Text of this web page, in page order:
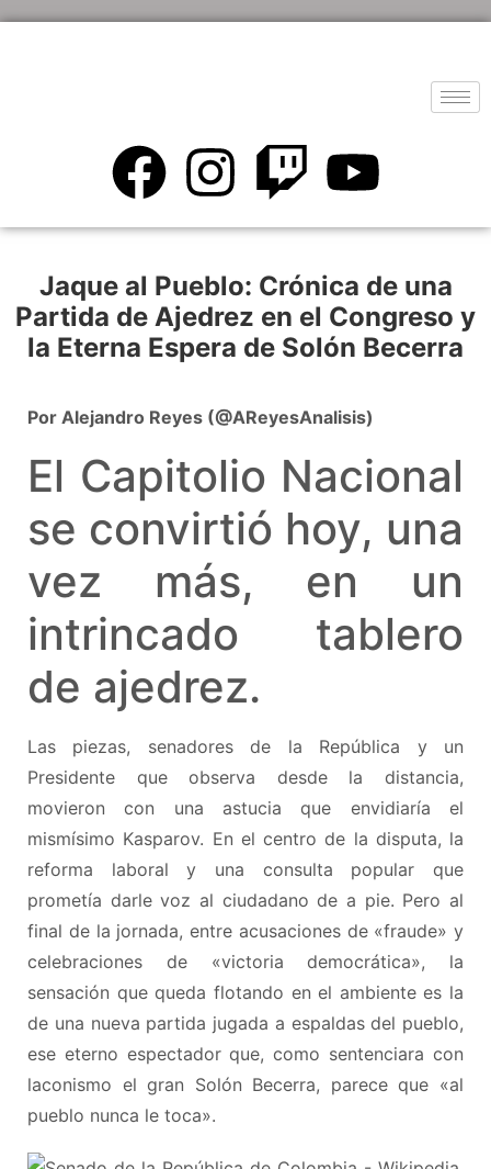
Jaque al Pueblo: Crónica de una
Partida de Ajedrez en el Congreso y
la Eterna Espera de Solón Becerra
Por Alejandro Reyes (@AReyesAnalisis)
El Capitolio Nacional
se convirtió hoy, una
vez más, en un
intrincado tablero
de ajedrez.
Las piezas, senadores de la República y un
Presidente que observa desde la distancia,
movieron con una astucia que envidiaría el
mismísimo Kasparov. En el centro de la disputa, la
reforma laboral y una consulta popular que
prometía darle voz al ciudadano de a pie. Pero al
final de la jornada, entre acusaciones de «fraude» y
celebraciones de «victoria democrática», la
sensación que queda flotando en el ambiente es la
de una nueva partida jugada a espaldas del pueblo,
ese eterno espectador que, como sentenciara con
laconismo el gran Solón Becerra, parece que «al
pueblo nunca le toca».